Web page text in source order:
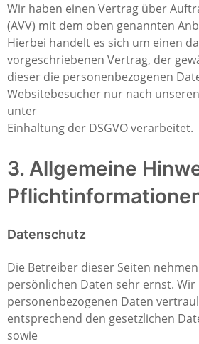
Wir haben einen Vertrag über
(AVV) mit dem oben genannten
Hierbei handelt es sich um einen
vorgeschriebenen Vertrag, der
dieser die personenbezogenen
Websitebesucher nur nach
unter
Einhaltung der DSGVO verarbeitet.
3. Allgemeine
Datenschutz
Die Betreiber dieser Seiten
persönlichen Daten sehr ernst.
personenbezogenen Daten
entsprechend den gesetzlichen
sowie